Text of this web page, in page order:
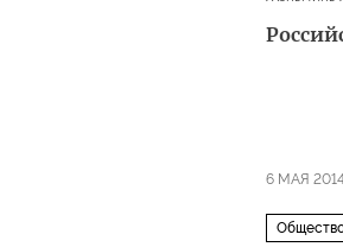
6 МАЯ